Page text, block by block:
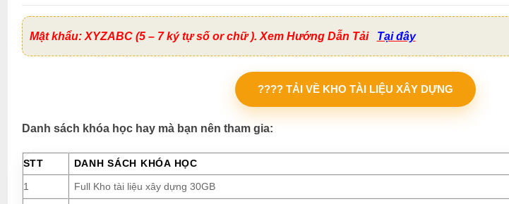
Mật khẩu: XYZABC (5 – 7 ký tự số or chữ ). Xem Hướng Dẫn Tải Tại đây
???? TẢI VỀ KHO TÀI LIỆU XÂY DỰNG
Danh sách khóa học hay mà bạn nên tham gia:
STT DANH SÁCH KHÓA HỌC
1 Full Kho tài liệu xây dựng 30GB